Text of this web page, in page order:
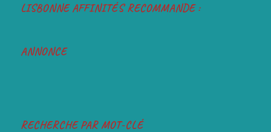
LISBONNE AFFINITÉS RECOMMANDE :
ANNONCE
RECHERCHE PAR MOT-CLÉ